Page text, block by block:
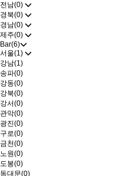
전남(0)
경북(0)
경남(0)
제주(0)
Bar(6)
서울(1)
강남(1)
송파(0)
강동(0)
강북(0)
강서(0)
관악(0)
광진(0)
구로(0)
금천(0)
노원(0)
도봉(0)
동대문(0)